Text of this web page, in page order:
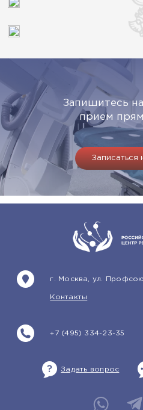
Запишитесь
прием
Записаться
+7 (495) 334-23-35
г. Москва, ул.
Контакты
Задать вопрос